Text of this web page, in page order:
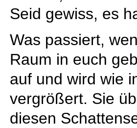
Seid gewiss, es
Was passiert,
Raum in euch
auf und wird wie
vergrößert. Sie
diesen